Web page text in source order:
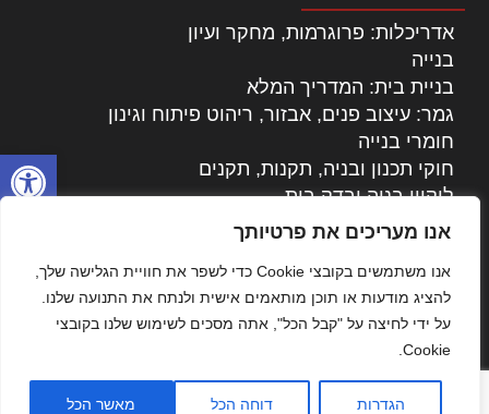
פתח
אנו מעריכים את פרטיותך
אנו משתמשים בקובצי Cookie כדי לשפר את חוויית הגלישה שלך,
להציג מודעות או תוכן מותאמים אישית ולנתח את התנועה שלנו.
על ידי לחיצה על "קבל הכל", אתה מסכים לשימוש שלנו בקובצי
Cookie.
הגדרות דוחה הכל מאשר הכל
אדריכלות: פרוגרמות, מחקר ועיון
בנייה
בניית בית: המדריך המלא
גמר: עיצוב פנים, אבזור, ריהוט פיתוח וגינון
חומרי בנייה
חוקי תכנון ובניה, תקנות, תקנים
ליקויי בניה ובדק בית
נדל"ן: זכויות, אגרות ועסקאות
עקרונות ניהול אחזקה מתקדמות
צילום אדריכלי
שיווק נדלן
שיטות בניה: מפרטים והמלצות
תוכן שיווקי